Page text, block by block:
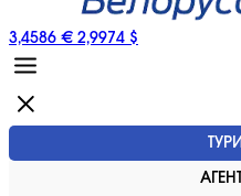
3,4586 € 2,9974 $